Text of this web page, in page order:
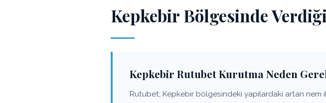
Kepkebir Bölgesinde
Kepkebir Rutubet Kurutma Neden
Rutubet; Kepkebir bölgesindeki yapılardaki artan